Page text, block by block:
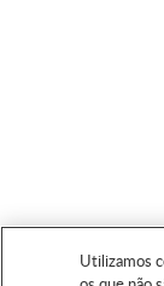
Utilizamos